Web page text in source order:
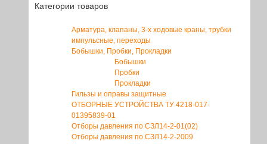
Категории товаров
Арматура, клапаны, 3-х ходовые краны, трубки
импульсные, переходы
Бобышки, Пробки, Прокладки
Бобышки
Пробки
Прокладки
Гильзы и оправы защитные
ОТБОРНЫЕ УСТРОЙСТВА ТУ 4218-017-
01395839-01
Отборы давления по СЗЛ14-2-01(02)
Отборы давления по СЗЛ14-2-2009